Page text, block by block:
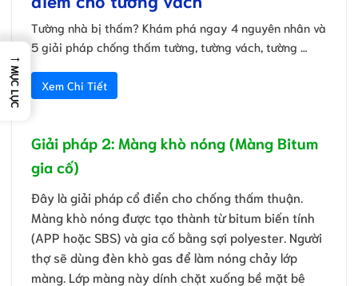
Tường nhà bị thấm? Khám phá ngay 4 nguyên nhân và
5 giải pháp chống thấm tường, tường vách, tường …
Xem Chi Tiết
Giải pháp 2: Màng khò nóng (Màng Bitum
gia cố)
Đây là giải pháp cổ điển cho chống thấm thuận.
Màng khò nóng được tạo thành từ bitum biến tính
(APP hoặc SBS) và gia cố bằng sợi polyester. Người
thợ sẽ dùng đèn khò gas để làm nóng chảy lớp
màng. Lớp màng này dính chặt xuống bề mặt bê
→
MỤC LỤC